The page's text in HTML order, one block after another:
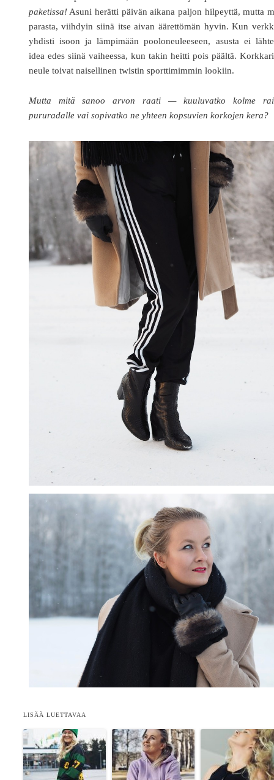
paketissa!Asuni herätti päivän aikana paljon hilpeyttä, mutta
parasta, viihdyin siinä itse aivan äärettömän hyvin. Kun
yhdisti isoon ja lämpimään pooloneuleeseen, asusta ei
idea edes siinä vaiheessa, kun takin heitti pois päältä.
neule toivat naisellinen twistin sporttimimmin lookiin.
Mutta mitä sanoo arvon raati — kuuluvatko kolme
pururadalle vai sopivatko ne yhteen kopsuvien korkojen kera?
LISÄÄ LUETTAVAA